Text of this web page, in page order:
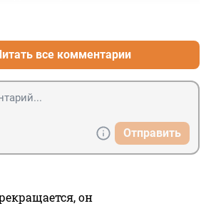
все комментарии
Отправить
он